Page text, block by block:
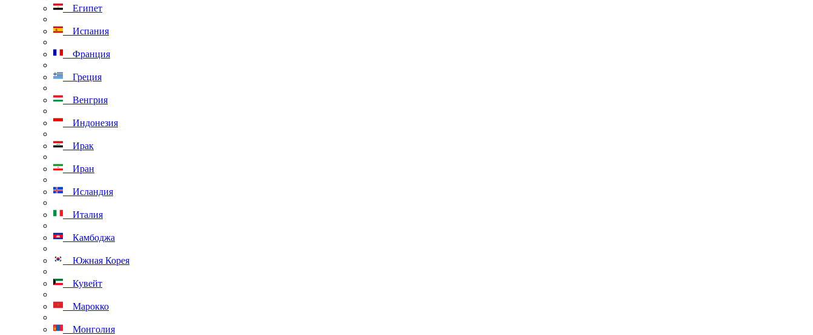
Египет
Испания
Франция
Греция
Венгрия
Индонезия
Ирак
Иран
Исландия
Италия
Камбоджа
Южная Корея
Кувейт
Марокко
Монголия